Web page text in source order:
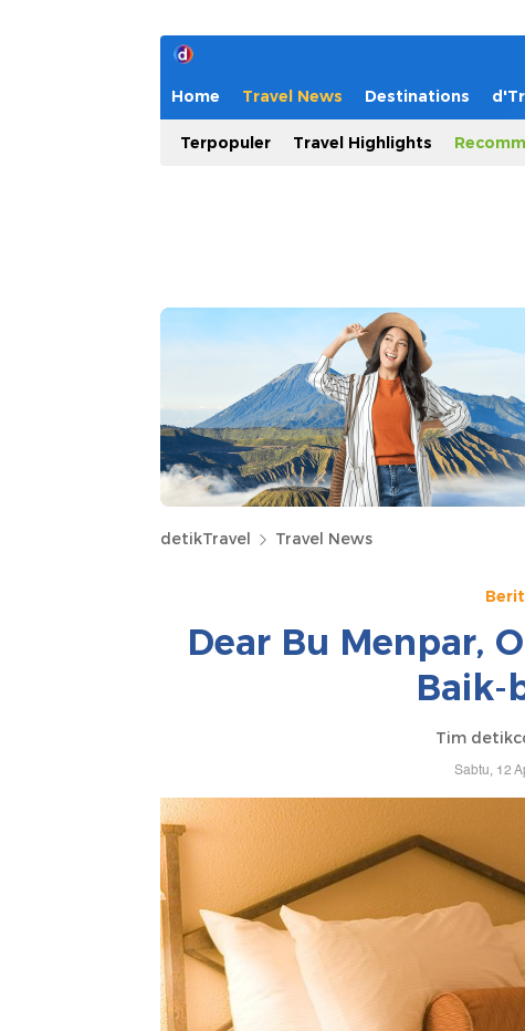
Home Travel News Destinations
Terpopuler Travel Highlights
detikTravel Travel News
Dear Bu Menpar,
Baik-
Tim
Sabtu, 12